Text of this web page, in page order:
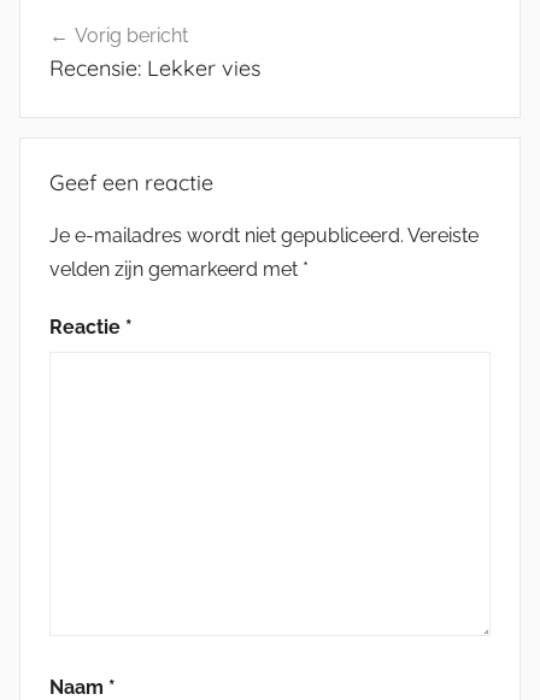
navigatie
Vorig bericht
Recensie: Lekker vies
Geef een reactie
Je e-mailadres wordt niet gepubliceerd. Vereiste
velden zijn gemarkeerd met *
Reactie *
Naam *